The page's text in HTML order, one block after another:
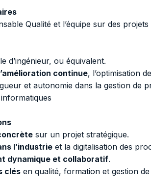
Qualité et l’équipe sur des projets
d’ingénieur, ou équivalent.
continue, l’optimisation
et autonomie dans la gestion de
sur un projet stratégique.
l’industrie et la digitalisation des
dynamique et collaboratif.
clés en qualité, formation et gestion